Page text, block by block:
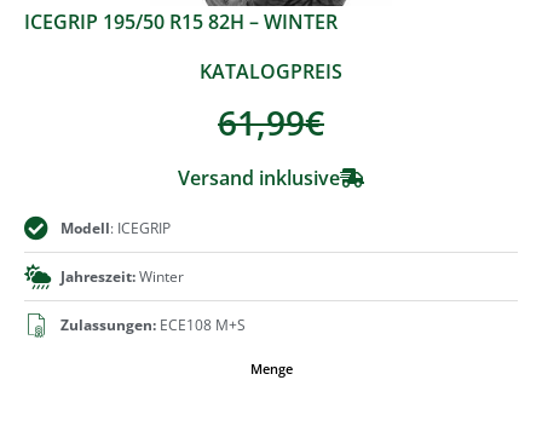
ICEGRIP 195/50 R15 82H – WINTER
KATALOGPREIS
61,99€
Versand inklusive
Modell: ICEGRIP
Jahreszeit:Winter
Zulassungen: ECE108 M+S
Menge